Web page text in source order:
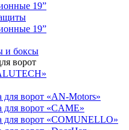
19”
19”
и боксы
ворот
ворот «AN-Motors»
ворот «CAME»
для ворот «COMUNELLO»